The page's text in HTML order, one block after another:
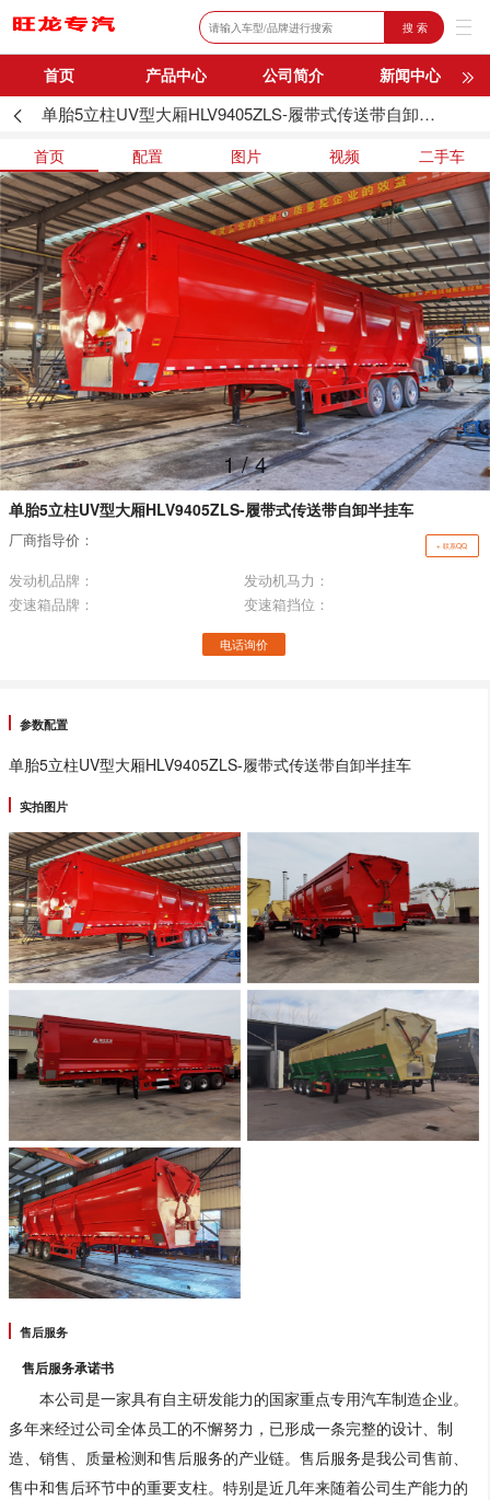
搜 索
首页 产品中心 公司简介
新闻中心
购车流程
联系我们 单胎5立柱UV型大厢HLV9405ZLS-履带式传送带自卸半挂车
首页 配置 图片 视频 二手车
1/4
单胎5立柱UV型大厢HLV9405ZLS-履带式传送带自卸半挂车
厂商指导价： + 联系QQ
发动机品牌：
发动机马力：
变速箱品牌：
变速箱挡位：
电话询价
参数配置
单胎5立柱UV型大厢HLV9405ZLS-履带式传送带自卸半挂车
实拍图片
售后服务
售后服务承诺书
本公司是一家具有自主研发能力的国家重点专用汽车制造企业。
多年来经过公司全体员工的不懈努力，已形成一条完整的设计、制
造、销售、质量检测和售后服务的产业链。售后服务是我公司售前、
售中和售后环节中的重要支柱。特别是近几年来随着公司生产能力的